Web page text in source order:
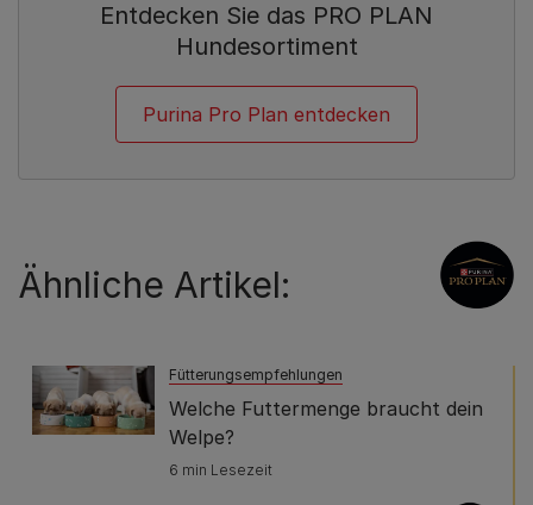
Entdecken Sie das PRO PLAN
Hundesortiment
Purina Pro Plan entdecken
Ähnliche Artikel:
Fütterungsempfehlungen
Welche Futtermenge braucht dein
Welpe?
6 min Lesezeit